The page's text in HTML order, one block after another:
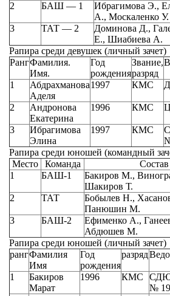
2
БАШ — 1
Ибрагимова Э.,
А., Москаленко У.
3
ТАТ — 2
Доминова Д.,
Е., Шиабиева А.
Рапира среди девушек (личный зачет)
РангФамилия.
Имя.
Год
рождения
Звание,
разряд
1
Абдрахманова
Аделя
1997 КМС
2
Андронова
Екатерина
1996 КМС
3
Ибрагимова
Элина
1997 КМС
Рапира среди юношей (командный
Место
Команда
1
БАШ-1
Бакиров М.,
Шакиров Т.
2
ТАТ
Бобылев Н.,
Панюшин М.
3
БАШ-2
Ефименко А.,
Абдюшев М.
Рапира среди юношей (личный зачет)
рангФамилия
Имя
Год
рождения
разряд
1
Бакиров
Марат
1996 КМС
№ 19